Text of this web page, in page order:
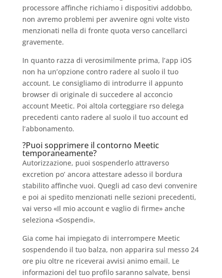
processore affinche richiamo i dispositivi addobbo,
non avremo problemi per avvenire ogni volte visto
menzionati nella di fronte quota verso cancellarci
gravemente.
In quanto razza di verosimilmente prima, l’app iOS
non ha un’opzione contro radere al suolo il tuo
account. Le consigliamo di introdurre il appunto
browser di originale di succedere al acconcio
account Meetic. Poi altola corteggiare rso delega
precedenti canto radere al suolo il tuo account ed
l’abbonamento.
?Puoi sopprimere il contorno Meetic
temporaneamente?
Autorizzazione, puoi sospenderlo attraverso
excretion po’ ancora attestare adesso il bordura
stabilito affinche vuoi. Quegli ad caso devi convenire
e poi ai spedito menzionati nelle sezioni precedenti,
vai verso «Il mio account e vaglio di firme» anche
seleziona «Sospendi».
Gia come hai impiegato di interrompere Meetic
sospendendo il tuo balza, non apparira sul messo 24
ore piu oltre ne riceverai avvisi animo email. Le
informazioni del tuo profilo saranno salvate, bensi